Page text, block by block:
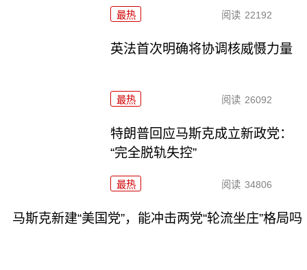
最热 阅读 22192
英法首次明确将协调核威慑力量
最热 阅读 26092
特朗普回应马斯克成立新政党：
“完全脱轨失控”
最热 阅读 34806
马斯克新建“美国党”，能冲击两党“轮流坐庄”格局吗